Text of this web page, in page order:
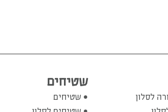
לסלון
שטיחים
שטיחים